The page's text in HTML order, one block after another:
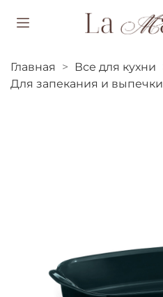
Главная Все для кухни
Для запекания и выпечки